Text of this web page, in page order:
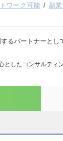
ワーク可能 副
るパートナーとし
としたコンサルティ